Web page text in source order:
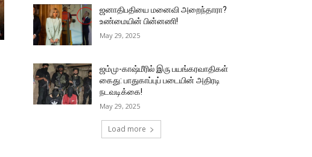
ஜனாதிபதியை மனைவி அறைந்தாரா?
உண்மையின் பின்னணி!
May 29, 2025
ஜம்மு-காஷ்மீரில் இரு பயங்கரவாதிகள்
கைது: பாதுகாப்புப் படையின் அதிரடி
நடவடிக்கை!
May 29, 2025
Load more